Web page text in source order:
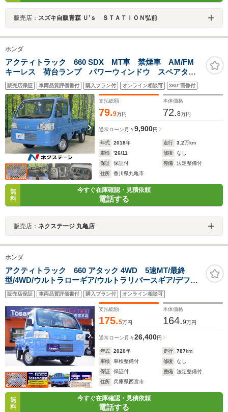
販売店： スズキ自販青森 Ｕ’ｓ ＳＴＡＴＩＯＮ弘前
ホンダ
アクティトラック 660 SDX MT車 禁煙車 AM/FM
キーレス 荷台ランプ パワーウィンドウ スペアタイ
ヤ シガーソケット ヘッドライトリベレイザー サン
バイザー エアコン ルームランプ ドリンクホルダー
販売店保証 車両品質評価書付 購入プラン付 オンライン相談可 360°画像付
支払総額
79.9万円
本体価格
72.8万円
通常ローン 月々9,900円
年式 2018年 走行 3.2万km
車検
'26/11 修復
なし
保証
保証付 整備
法定整備付
住所
香川県丸亀市
無
料
今すぐ在庫確認・見積依頼
電話する
販売店： ネクステージ 丸亀店
ホンダ
アクティトラック 660 アタック 4WD 5速MT/最終
型/4WD/ウルトラローギア/ウルトラリバースギア/デフロ
ック/荷台ランプ/荷台マット/エアコン/パワステ/パワーウ
ィンドウ/ドアバイザー/フロアマット
販売店保証 車両品質評価書付 購入プラン付 オンライン相談可
支払総額
175.5万円
本体価格
164.9万円
通常ローン 月々26,400円
年式 2020年 走行 787km
車検
車検整備付 修復
なし
保証
保証付 整備
法定整備付
住所
兵庫県西宮市
無
料
今すぐ在庫確認・見積依頼
電話する